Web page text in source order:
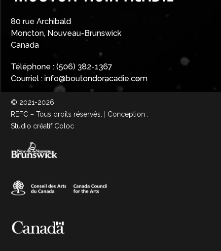
80 rue Archibald
Moncton, Nouveau-Brunswick
Canada
Téléphone :(506) 382-1367
Courriel :info@boutondoracadie.com
© 2021-2026
REFC – Tous droits réservés. | Conception :
Studio créatif Coloc